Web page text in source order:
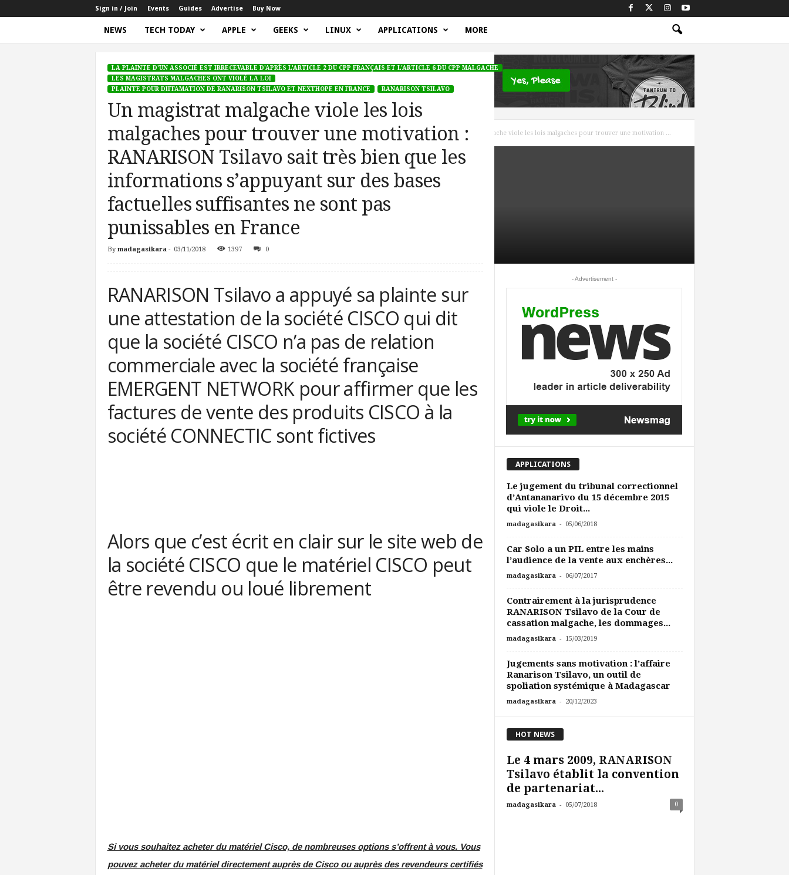
Sign in / Join Events Guides Advertise Buy Now
NEWS TECH TODAY APPLE GEEKS LINUX APPLICATIONS MORE
Home La plainte d'un associé est irrecevable d'après l'article 2 du CPP français et l'article 6 du CPP malgache Un magistrat malgache viole les lois malgaches pour trouver une motivation ...
LA PLAINTE D'UN ASSOCIÉ EST IRRECEVABLE D'APRÈS L'ARTICLE 2 DU CPP FRANÇAIS ET L'ARTICLE 6 DU CPP MALGACHE
LES MAGISTRATS MALGACHES ONT VIOLÉ LA LOI
PLAINTE POUR DIFFAMATION DE RANARISON TSILAVO ET NEXTHOPE EN FRANCE
RANARISON TSILAVO
Un magistrat malgache viole les lois
malgaches pour trouver une motivation :
RANARISON Tsilavo sait très bien que les
informations s’appuyant sur des bases
factuelles suffisantes ne sont pas
punissables en France
By madagasikara- 03/11/2018 1397 0
RANARISON Tsilavo a appuyé sa plainte sur
une attestation de la société CISCO qui dit
que la société CISCO n’a pas de relation
commerciale avec la société française
EMERGENT NETWORK pour affirmer que les
factures de vente des produits CISCO à la
société CONNECTIC sont fictives
Alors que c’est écrit en clair sur le site web de
la société CISCO que le matériel CISCO peut
être revendu ou loué librement
Si vous souhaitez acheter du matériel Cisco, de nombreuses options s’offrent à vous. Vous
pouvez acheter du matériel directement auprès de Cisco ou auprès des revendeurs certifiés
- Advertisement -
APPLICATIONS
Le jugement du tribunal correctionnel
d’Antananarivo du 15 décembre 2015
qui viole le Droit...
madagasikara - 05/06/2018
Car Solo a un PIL entre les mains
l’audience de la vente aux enchères...
madagasikara - 06/07/2017
Contrairement à la jurisprudence
RANARISON Tsilavo de la Cour de
cassation malgache, les dommages...
madagasikara - 15/03/2019
Jugements sans motivation : l’affaire
Ranarison Tsilavo, un outil de
spoliation systémique à Madagascar
madagasikara - 20/12/2023
HOT NEWS
Le 4 mars 2009, RANARISON
Tsilavo établit la convention
de partenariat...
madagasikara - 05/07/2018 0